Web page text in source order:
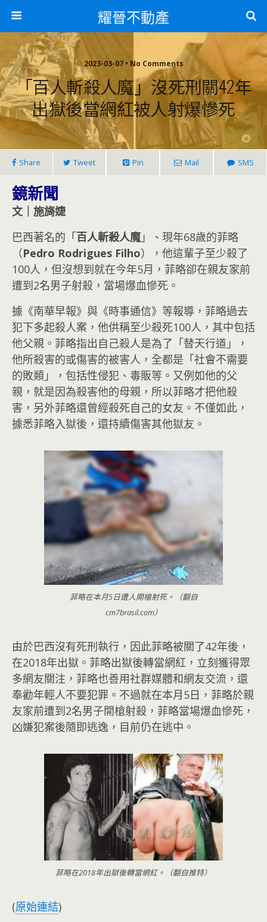
耀晉不動產
2023-03-07 • No Comments
「百人斬殺人魔」沒死刑關42年
出獄後當網紅被人射爆慘死
Share Tweet Pin Mail SMS
鏡新聞
文｜施旖婕
巴西著名的「百人斬殺人魔 」、現年68歲的菲略
（Pedro Rodrigues Filho），他這輩子至少殺了
100人，但沒想到就在今年5月，菲略卻在親友家前
遭到2名男子射殺，當場爆血慘死。
據《南華早報》與《時事通信》等報導，菲略過去
犯下多起殺人案，他供稱至少殺死100人，其中包括
他父親。菲略指出自己殺人是為了「替天行道」，
他所殺害的或傷害的被害人，全都是「社會不需要
的敗類」，包括性侵犯、毒販等。又例如他的父
親，就是因為殺害他的母親，所以菲略才把他殺
害，另外菲略還曾經殺死自己的女友。不僅如此，
據悉菲略入獄後，還持續傷害其他獄友。
菲略在本月5日遭人開槍射死。（翻自
cm7brasil.com）
由於巴西沒有死刑執行，因此菲略被關了42年後，
在2018年出獄。菲略出獄後轉當網紅，立刻獲得眾
多網友關注，菲略也善用社群媒體和網友交流，還
奉勸年輕人不要犯罪。不過就在本月5日，菲略於親
友家前遭到2名男子開槍射殺，菲略當場爆血慘死，
凶嫌犯案後隨即逃逸，目前仍在逃中。
菲略在2018年出獄後轉當網紅。（翻自推特）
(原始連結)